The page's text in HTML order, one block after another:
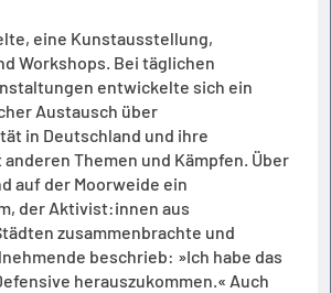
eine Kunstausstellung,
Workshops. Bei täglichen
entwickelte sich ein
Austausch über
in Deutschland und ihre
Themen und Kämpfen. Über
auf der Moorweide ein
der Aktivist:innen aus
zusammenbrachte und
beschrieb: »Ich habe das
herauszukommen.« Auch